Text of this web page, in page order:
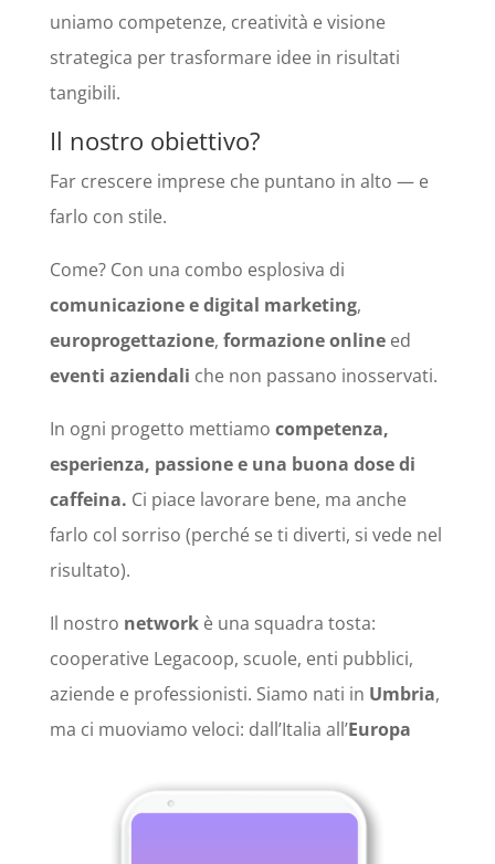
uniamo competenze, creatività e visione
strategica per trasformare idee in risultati
tangibili.
Il nostro obiettivo?
Far crescere imprese che puntano in alto — e
farlo con stile.
Come? Con una combo esplosiva di
comunicazione e digital marketing,
europrogettazione, formazione onlineed
eventi aziendali che non passano inosservati.
In ogni progetto mettiamo competenza,
esperienza, passione e una buona dose di
caffeina. Ci piace lavorare bene, ma anche
farlo col sorriso (perché se ti diverti, si vede nel
risultato).
Il nostro networkè una squadra tosta:
cooperative Legacoop, scuole, enti pubblici,
aziende e professionisti. Siamo nati in Umbria,
ma ci muoviamo veloci: dall’Italia all’Europa